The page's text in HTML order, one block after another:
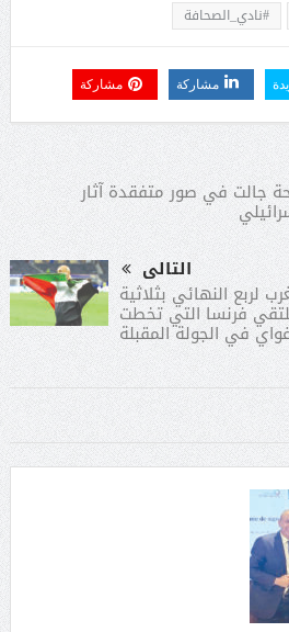
#نادي_الصحافة
مشاركة مشاركة
جالت في صور متفقدة آثار
التالى
2026: المغرب لربع النهائي بثلاثية
فرنسا التي تخطت
في الجولة المقبلة